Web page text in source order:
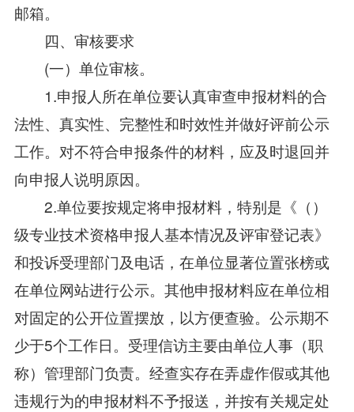
邮箱。
四、审核要求
(一）单位审核。
1.申报人所在单位要认真审查申报材料的合
法性、真实性、完整性和时效性并做好评前公示
工作。对不符合申报条件的材料，应及时退回并
向申报人说明原因。
2.单位要按规定将申报材料，特别是《（）
级专业技术资格申报人基本情况及评审登记表》
和投诉受理部门及电话，在单位显著位置张榜或
在单位网站进行公示。其他申报材料应在单位相
对固定的公开位置摆放，以方便查验。公示期不
少于5个工作日。受理信访主要由单位人事（职
称）管理部门负责。经查实存在弄虚作假或其他
违规行为的申报材料不予报送，并按有关规定处